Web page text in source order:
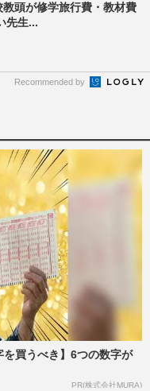
教頭が修学旅行費・教材費
先生...
Recommended by
を買うべき】6つの数字が
PR(株式会社MURA)